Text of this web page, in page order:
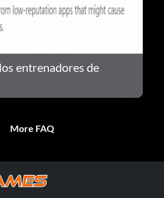
entrenadores de
More FAQ